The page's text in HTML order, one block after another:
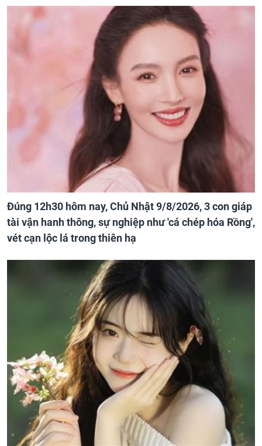
Đúng 12h30 hôm nay, Chủ Nhật 9/8/2026, 3 con giáp
tài vận hanh thông, sự nghiệp như 'cá chép hóa Rồng',
vét cạn lộc lá trong thiên hạ